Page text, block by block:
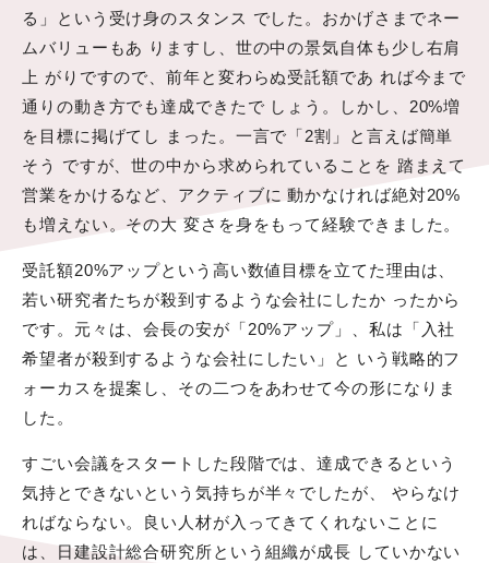
る」という受け身のスタンス でした。おかげさまでネー
ムバリューもあ りますし、世の中の景気自体も少し右肩
上 がりですので、前年と変わらぬ受託額であ れば今まで
通りの動き方でも達成できたで しょう。しかし、20%増
を目標に掲げてし まった。一言で「2割」と言えば簡単
そう ですが、世の中から求められていることを 踏まえて
営業をかけるなど、アクティブに 動かなければ絶対20%
も増えない。その大 変さを身をもって経験できました。
受託額20%アップという高い数値目標を立てた理由は、
若い研究者たちが殺到するような会社にしたか ったから
です。元々は、会長の安が「20%アップ」、私は「入社
希望者が殺到するような会社にしたい」と いう戦略的フ
ォーカスを提案し、その二つをあわせて今の形になりま
した。
すごい会議をスタートした段階では、達成できるという
気持とできないという気持ちが半々でしたが、 やらなけ
ればならない。良い人材が入ってきてくれないことに
は、日建設計総合研究所という組織が成長 していかない